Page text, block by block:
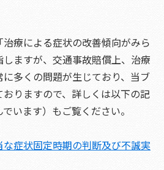
療による症状の改善傾向がみら
ますが、交通事故賠償上、治療
多くの問題が生じており、当ブ
りますので、詳しくは以下の記
います）もご覧ください。
症状固定時期の判断及び不誠実